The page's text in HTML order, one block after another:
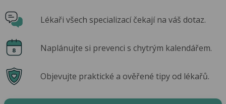
Lékaři všech specializací čekají na váš dotaz.
Naplánujte si prevenci s chytrým kalendářem.
Objevujte praktické a ověřené tipy od lékařů.